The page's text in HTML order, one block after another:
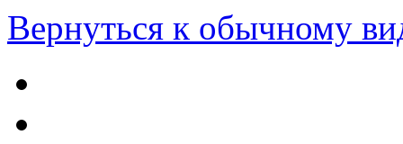
Вернуться к обычному